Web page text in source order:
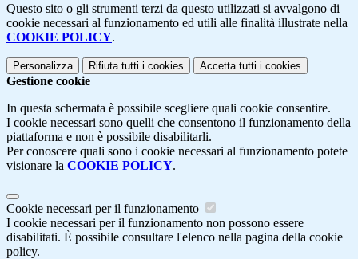
Questo sito o gli strumenti terzi da questo utilizzati si avvalgono di
cookie necessari al funzionamento ed utili alle finalità illustrate nella
COOKIE POLICY.
Personalizza Rifiuta tutti i cookies Accetta tutti i cookies
Gestione cookie
In questa schermata è possibile scegliere quali cookie consentire.
I cookie necessari sono quelli che consentono il funzionamento della
piattaforma e non è possibile disabilitarli.
Per conoscere quali sono i cookie necessari al funzionamento potete
visionare la COOKIE POLICY.
Cookie necessari per il funzionamento
I cookie necessari per il funzionamento non possono essere
disabilitati. È possibile consultare l'elenco nella pagina della cookie
policy.